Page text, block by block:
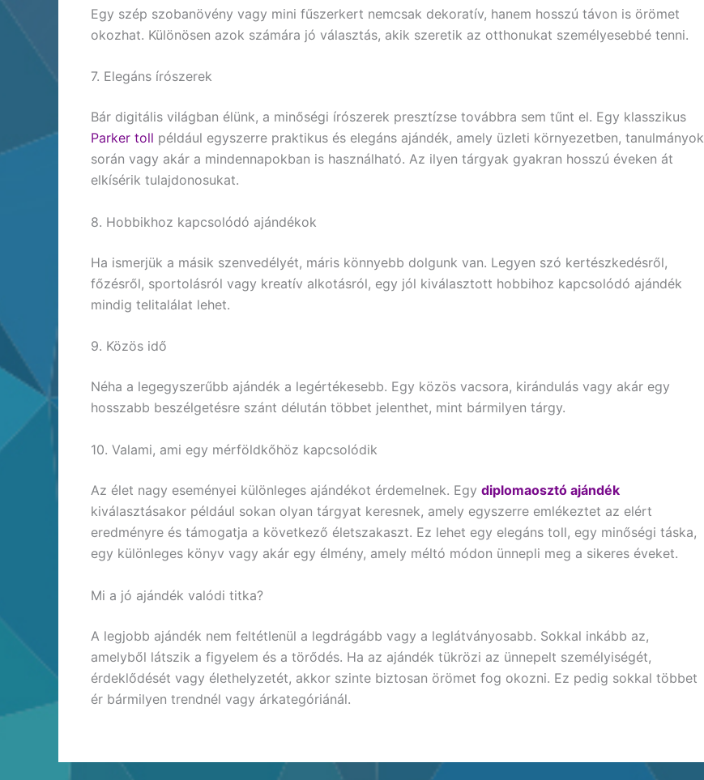
Egy szép szobanövény vagy mini fűszerkert nemcsak dekoratív, hanem hosszú távon is örömet
okozhat. Különösen azok számára jó választás, akik szeretik az otthonukat személyesebbé tenni.
7. Elegáns írószerek
Bár digitális világban élünk, a minőségi írószerek presztízse továbbra sem tűnt el. Egy klasszikus
Parker toll például egyszerre praktikus és elegáns ajándék, amely üzleti környezetben, tanulmányok
során vagy akár a mindennapokban is használható. Az ilyen tárgyak gyakran hosszú éveken át
elkísérik tulajdonosukat.
8. Hobbikhoz kapcsolódó ajándékok
Ha ismerjük a másik szenvedélyét, máris könnyebb dolgunk van. Legyen szó kertészkedésről,
főzésről, sportolásról vagy kreatív alkotásról, egy jól kiválasztott hobbihoz kapcsolódó ajándék
mindig telitalálat lehet.
9. Közös idő
Néha a legegyszerűbb ajándék a legértékesebb. Egy közös vacsora, kirándulás vagy akár egy
hosszabb beszélgetésre szánt délután többet jelenthet, mint bármilyen tárgy.
10. Valami, ami egy mérföldkőhöz kapcsolódik
Az élet nagy eseményei különleges ajándékot érdemelnek. Egy diplomaosztó ajándék
kiválasztásakor például sokan olyan tárgyat keresnek, amely egyszerre emlékeztet az elért
eredményre és támogatja a következő életszakaszt. Ez lehet egy elegáns toll, egy minőségi táska,
egy különleges könyv vagy akár egy élmény, amely méltó módon ünnepli meg a sikeres éveket.
Mi a jó ajándék valódi titka?
A legjobb ajándék nem feltétlenül a legdrágább vagy a leglátványosabb. Sokkal inkább az,
amelyből látszik a figyelem és a törődés. Ha az ajándék tükrözi az ünnepelt személyiségét,
érdeklődését vagy élethelyzetét, akkor szinte biztosan örömet fog okozni. Ez pedig sokkal többet
ér bármilyen trendnél vagy árkategóriánál.